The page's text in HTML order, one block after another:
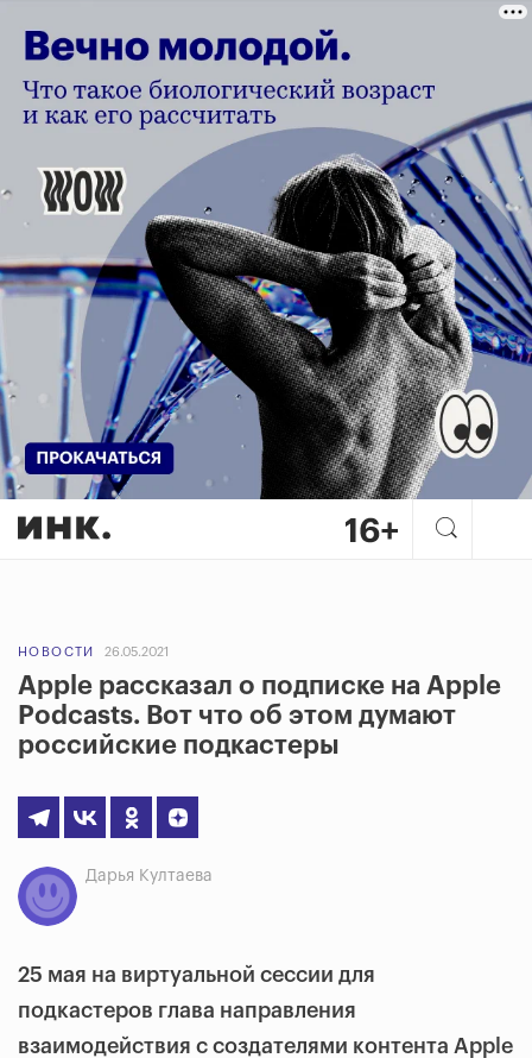
НОВОСТИ 26.05.2021
Apple рассказал о подписке на Apple
Podcasts. Вот что об этом думают
российские подкастеры
Дарья Култаева
25 мая на виртуальной сессии для
подкастеров глава направления
взаимодействия с создателями контента Apple